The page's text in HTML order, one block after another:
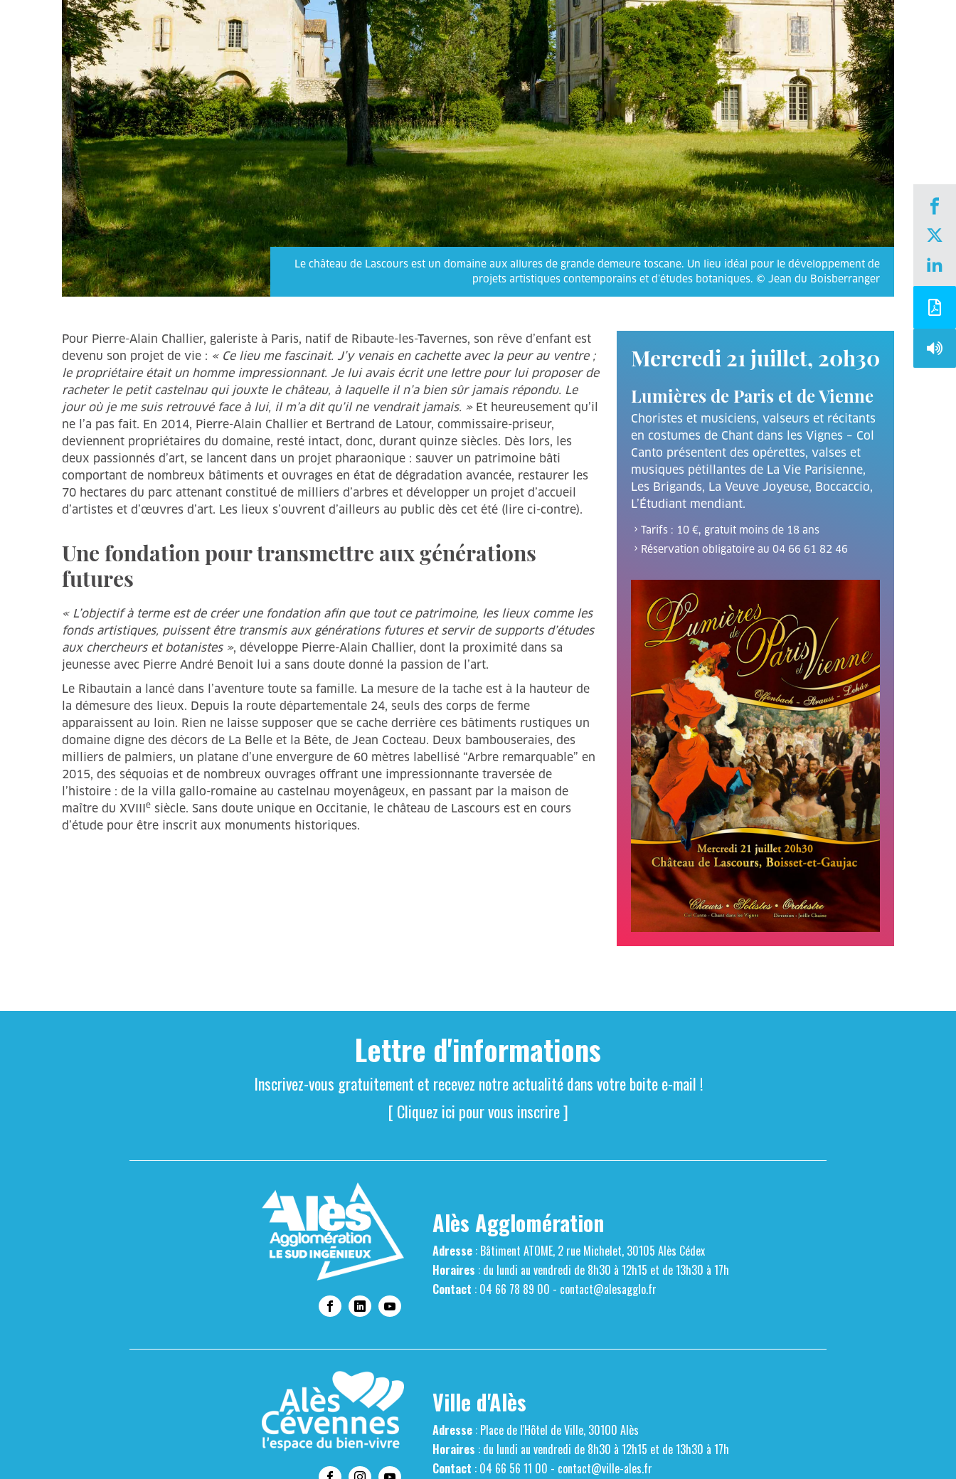
Le château de Lascours est un domaine aux allures de grande demeure toscane. Un lieu idéal pour le développement de
projets artistiques contemporains et d’études botaniques. © Jean du Boisberranger
Pour Pierre-Alain Challier, galeriste à Paris, natif de Ribaute-les-Tavernes, son rêve d’enfant est
devenu son projet de vie : « Ce lieu me fascinait. J’y venais en cachette avec la peur au ventre ;
le propriétaire était un homme impressionnant. Je lui avais écrit une lettre pour lui proposer de
racheter le petit castelnau qui jouxte le château, à laquelle il n’a bien sûr jamais répondu. Le
jour où je me suis retrouvé face à lui, il m’a dit qu’il ne vendrait jamais. »Et heureusement qu’il
ne l’a pas fait. En 2014, Pierre-Alain Challier et Bertrand de Latour, commissaire-priseur,
deviennent propriétaires du domaine, resté intact, donc, durant quinze siècles. Dès lors, les
deux passionnés d’art, se lancent dans un projet pharaonique : sauver un patrimoine bâti
comportant de nombreux bâtiments et ouvrages en état de dégradation avancée, restaurer les
70 hectares du parc attenant constitué de milliers d’arbres et développer un projet d’accueil
d’artistes et d’œuvres d’art. Les lieux s’ouvrent d’ailleurs au public dès cet été (lire ci-contre).
Une fondation pour transmettre aux générations
futures
« L’objectif à terme est de créer une fondation afin que tout ce patrimoine, les lieux comme les
fonds artistiques, puissent être transmis aux générations futures et servir de supports d’études
aux chercheurs et botanistes », développe Pierre-Alain Challier, dont la proximité dans sa
jeunesse avec Pierre André Benoit lui a sans doute donné la passion de l’art.
Le Ribautain a lancé dans l’aventure toute sa famille. La mesure de la tache est à la hauteur de
la démesure des lieux. Depuis la route départementale 24, seuls des corps de ferme
apparaissent au loin. Rien ne laisse supposer que se cache derrière ces bâtiments rustiques un
domaine digne des décors de La Belle et la Bête, de Jean Cocteau. Deux bambouseraies, des
milliers de palmiers, un platane d’une envergure de 60 mètres labellisé “Arbre remarquable” en
2015, des séquoias et de nombreux ouvrages offrant une impressionnante traversée de
l’histoire : de la villa gallo-romaine au castelnau moyenâgeux, en passant par la maison de
maître du XVIIIe siècle. Sans doute unique en Occitanie, le château de Lascours est en cours
d’étude pour être inscrit aux monuments historiques.
Mercredi 21 juillet, 20h30
Lumières de Paris et de Vienne
Choristes et musiciens, valseurs et récitants
en costumes de Chant dans les Vignes – Col
Canto présentent des opérettes, valses et
musiques pétillantes de La Vie Parisienne,
Les Brigands, La Veuve Joyeuse, Boccaccio,
L’Étudiant mendiant.
Tarifs : 10 €, gratuit moins de 18 ans
Réservation obligatoire au 04 66 61 82 46
Lettre d'informations
Inscrivez-vous gratuitement et recevez notre actualité dans votre boite e-mail !
[ Cliquez ici pour vous inscrire ]
Alès Agglomération
Adresse: Bâtiment ATOME, 2 rue Michelet, 30105 Alès Cédex
Horaires : du lundi au vendredi de 8h30 à 12h15 et de 13h30 à 17h
Contact : 04 66 78 89 00 - contact@alesagglo.fr
Ville d'Alès
Adresse: Place de l'Hôtel de Ville, 30100 Alès
Horaires : du lundi au vendredi de 8h30 à 12h15 et de 13h30 à 17h
Contact : 04 66 56 11 00 - contact@ville-ales.fr